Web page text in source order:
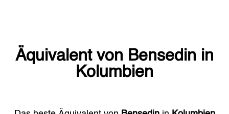
Äquivalent von Bensedin in
Kolumbien